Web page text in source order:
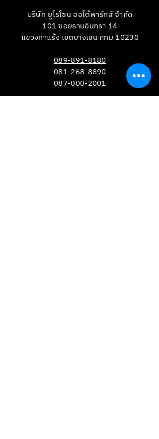
บริษัท ยูโรโซน ออโต้พาร์ทส์ จำกัด
101 ซอยรามอินทรา 14
แขวงท่าแร้ง เขตบางเขน กทม 10230
089-891-8180
081-268-8890
087-000-2001